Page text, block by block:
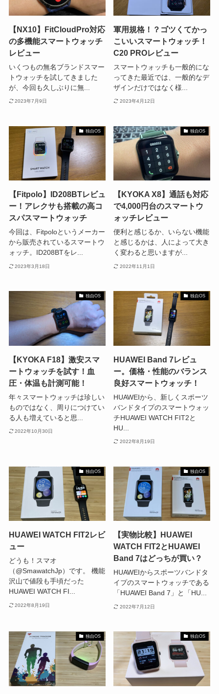
【NX10】FitCloudPro対応
の多機能スマートウォッチ
レビュー
いくつもの無名ブランドスマー
トウォッチを試してきました
が、今回も久しぶりに無...
2023年7月9日
軍用規格！？ゴツくてかっ
こいいスマートウォッチ！
C20 PROレビュー
スマートウォッチも一般的にな
ってきた最近では、一般的なデ
ザインだけではなく様...
2023年4月12日
独自OS
【Fitpolo】ID208BTレビュ
ー！アレクサも搭載の高コ
スパスマートウォッチ
今回は、Fitpoloというメーカー
から販売されているスマートウ
ォッチ。ID208BTをレ...
2023年3月18日
独自OS
【KYOKA X8】通話も対応
で4,000円台のスマートウ
ォッチレビュー
便利と感じるか、いらない機能
と感じるかは、人によって大き
く変わると思いますが...
2022年11月1日
独自OS
【KYOKA F18】激安スマ
ートウォッチを試す！血
圧・体温も計測可能！
年々スマートウォッチは珍しい
ものではなく、周りにつけてい
る人も増えていると思...
2022年10月30日
独自OS
HUAWEI Band 7レビュ
ー。価格・性能のバランス
良好スマートウォッチ！
HUAWEIから、新しくスポーツ
バンドタイプのスマートウォッ
チHUAWEI WATCH FIT2と
HU...
2022年8月19日
独自OS
HUAWEI WATCH FIT2レビ
ュー
どうも！スマオ
（@SmawatchJp）です。 機能
沢山で値段も手頃だった
HUAWEI WATCH FI...
2022年8月19日
独自OS
【実物比較】HUAWEI
WATCH FIT2とHUAWEI
Band 7はどっちが買い？
HUAWEIからスポーツバンドタ
イプのスマートウォッチである
「HUAWEI Band 7」と「HU...
2022年7月12日
独自OS 独自OS